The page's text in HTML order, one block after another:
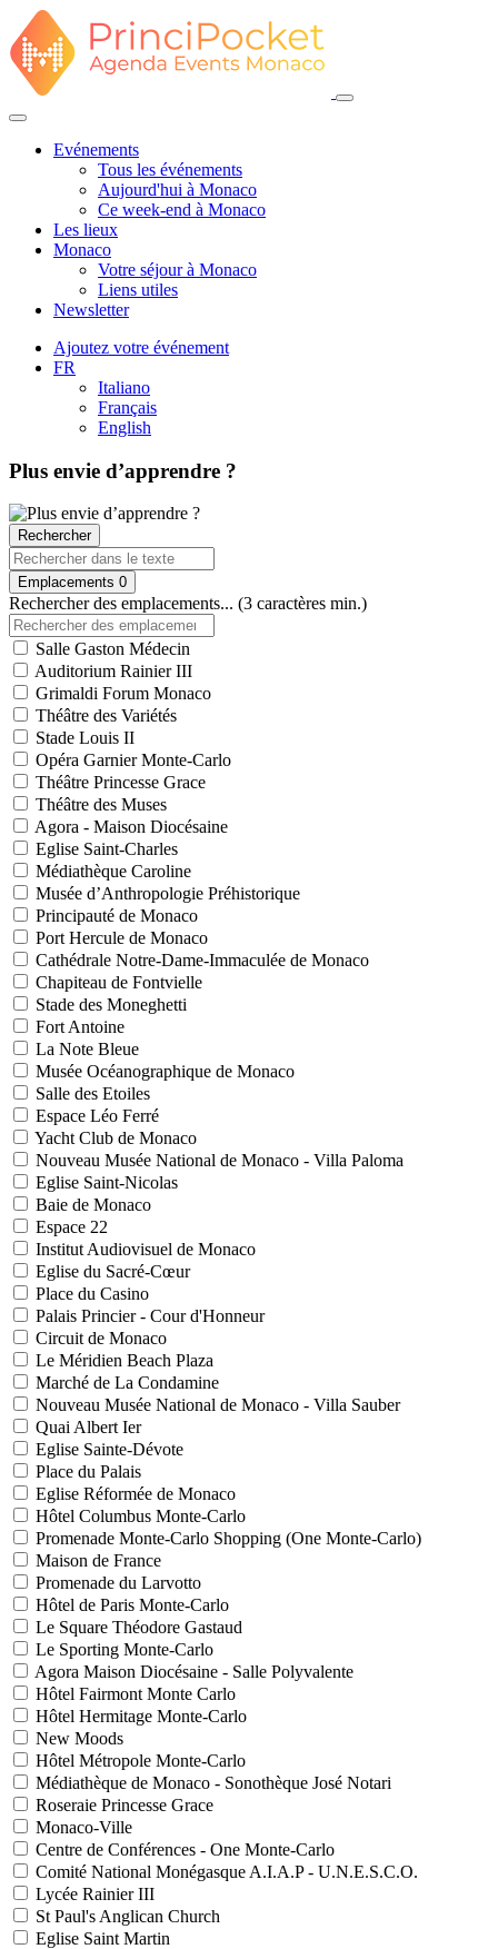
Evénements
Tous les événements
Aujourd'hui à Monaco
Ce week-end à Monaco
Les lieux
Monaco
Votre séjour à Monaco
Liens utiles
Newsletter
Ajoutez votre événement
FR
Italiano
Français
English
Plus envie d’apprendre ?
Rechercher
Emplacements 0
Rechercher des emplacements... (3 caractères min.)
Salle Gaston Médecin
Auditorium Rainier III
Grimaldi Forum Monaco
Théâtre des Variétés
Stade Louis II
Opéra Garnier Monte-Carlo
Théâtre Princesse Grace
Théâtre des Muses
Agora - Maison Diocésaine
Eglise Saint-Charles
Médiathèque Caroline
Musée d’Anthropologie Préhistorique
Principauté de Monaco
Port Hercule de Monaco
Cathédrale Notre-Dame-Immaculée de Monaco
Chapiteau de Fontvielle
Stade des Moneghetti
Fort Antoine
La Note Bleue
Musée Océanographique de Monaco
Salle des Etoiles
Espace Léo Ferré
Yacht Club de Monaco
Nouveau Musée National de Monaco - Villa Paloma
Eglise Saint-Nicolas
Baie de Monaco
Espace 22
Institut Audiovisuel de Monaco
Eglise du Sacré-Cœur
Place du Casino
Palais Princier - Cour d'Honneur
Circuit de Monaco
Le Méridien Beach Plaza
Marché de La Condamine
Nouveau Musée National de Monaco - Villa Sauber
Quai Albert Ier
Eglise Sainte-Dévote
Place du Palais
Eglise Réformée de Monaco
Hôtel Columbus Monte-Carlo
Promenade Monte-Carlo Shopping (One Monte-Carlo)
Maison de France
Promenade du Larvotto
Hôtel de Paris Monte-Carlo
Le Square Théodore Gastaud
Le Sporting Monte-Carlo
Agora Maison Diocésaine - Salle Polyvalente
Hôtel Fairmont Monte Carlo
Hôtel Hermitage Monte-Carlo
New Moods
Hôtel Métropole Monte-Carlo
Médiathèque de Monaco - Sonothèque José Notari
Roseraie Princesse Grace
Monaco-Ville
Centre de Conférences - One Monte-Carlo
Comité National Monégasque A.I.A.P - U.N.E.S.C.O.
Lycée Rainier III
St Paul's Anglican Church
Eglise Saint Martin